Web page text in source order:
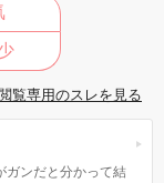
閲覧専用のスレを見る
ガンだと分かって結